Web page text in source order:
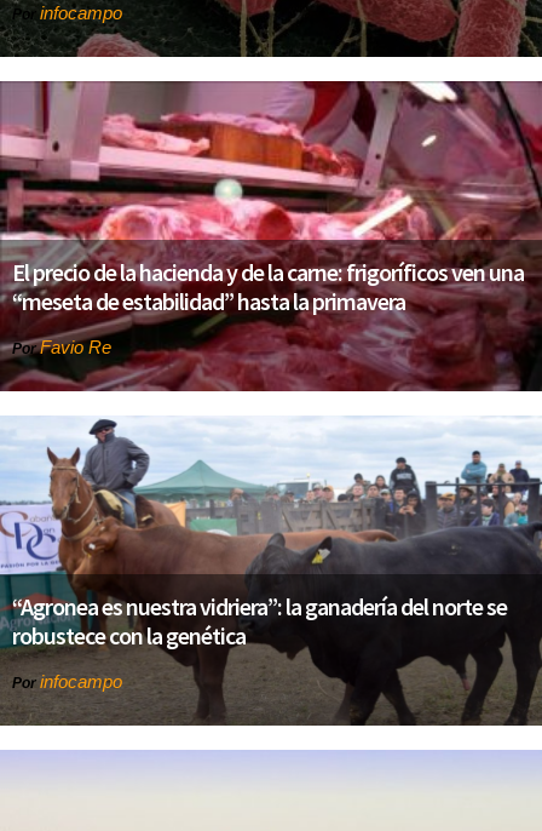
Por infocampo
El precio de la hacienda y de la carne: frigoríficos ven una
“meseta de estabilidad” hasta la primavera
PorFavio Re
“Agronea es nuestra vidriera”: la ganadería del norte se
robustece con la genética
Por infocampo